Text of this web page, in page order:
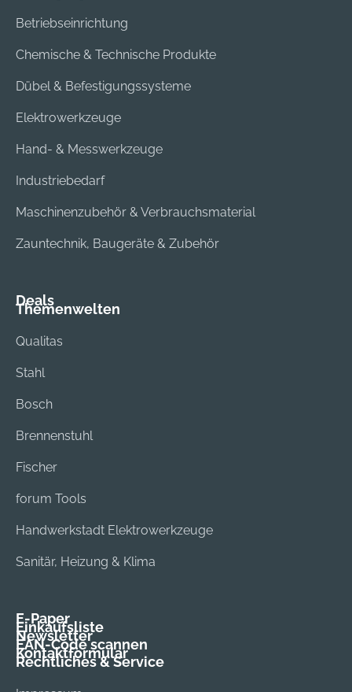
Betriebseinrichtung
Chemische & Technische Produkte
Dübel & Befestigungssysteme
Elektrowerkzeuge
Hand- & Messwerkzeuge
Industriebedarf
Maschinenzubehör & Verbrauchsmaterial
Zauntechnik, Baugeräte & Zubehör
Deals
Themenwelten
Qualitas
Stahl
Bosch
Brennenstuhl
Fischer
forum Tools
Handwerkstadt Elektrowerkzeuge
Sanitär, Heizung & Klima
E-Paper
Einkaufsliste
Newsletter
EAN-Code scannen
Kontaktformular
Rechtliches & Service